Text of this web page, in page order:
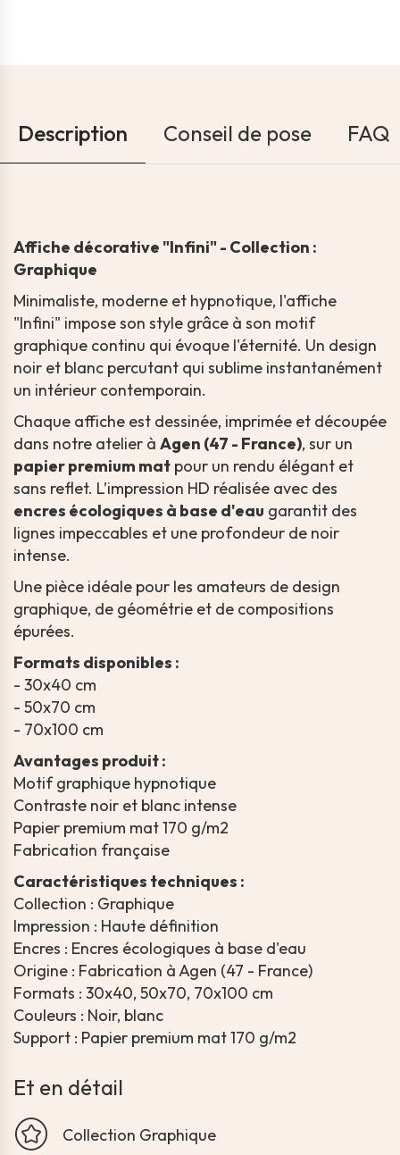
Description Conseil de pose FAQ
Affiche décorative "Infini" - Collection :
Graphique
Minimaliste, moderne et hypnotique, l'affiche
"Infini" impose son style grâce à son motif
graphique continu qui évoque l'éternité. Un design
noir et blanc percutant qui sublime instantanément
un intérieur contemporain.
Chaque affiche est dessinée, imprimée et découpée
dans notre atelier à Agen (47 - France), sur un
papier premium mat pour un rendu élégant et
sans reflet. L’impression HD réalisée avec des
encres écologiques à base d'eau garantit des
lignes impeccables et une profondeur de noir
intense.
Une pièce idéale pour les amateurs de design
graphique, de géométrie et de compositions
épurées.
Formats disponibles :
- 30x40 cm
- 50x70 cm
- 70x100 cm
Avantages produit :
Motif graphique hypnotique
Contraste noir et blanc intense
Papier premium mat 170 g/m2
Fabrication française
Caractéristiques techniques :
Collection : Graphique
Impression : Haute définition
Encres : Encres écologiques à base d'eau
Origine : Fabrication à Agen (47 - France)
Formats : 30x40, 50x70, 70x100 cm
Couleurs : Noir, blanc
Support : Papier premium mat 170 g/m2
Et en détail
Collection Graphique